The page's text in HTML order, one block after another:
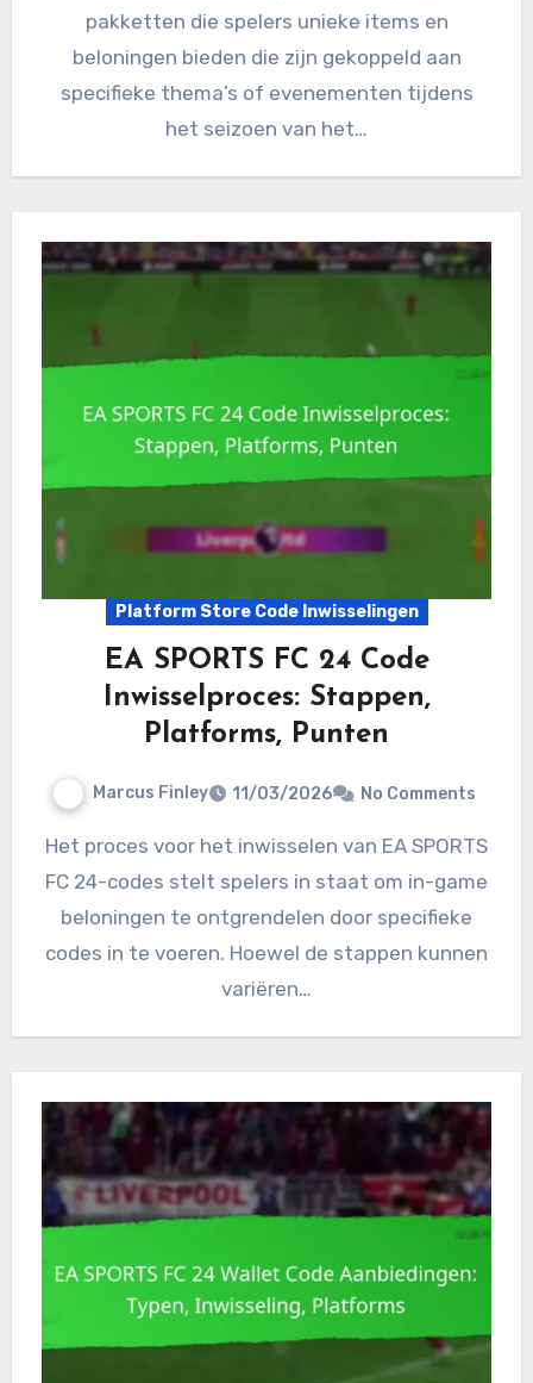
pakketten die spelers unieke items en
beloningen bieden die zijn gekoppeld aan
specifieke thema’s of evenementen tijdens
het seizoen van het…
Platform Store Code Inwisselingen
EA SPORTS FC 24 Code
Inwisselproces: Stappen,
Platforms, Punten
Marcus Finley 11/03/2026 No Comments
Het proces voor het inwisselen van EA SPORTS
FC 24-codes stelt spelers in staat om in-game
beloningen te ontgrendelen door specifieke
codes in te voeren. Hoewel de stappen kunnen
variëren…